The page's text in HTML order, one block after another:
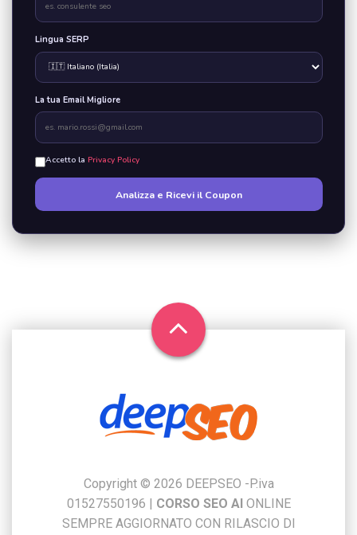
Lingua SERP
La tua Email Migliore
Accetto la Privacy Policy
Analizza e Ricevi il Coupon
Copyright © 2026 DEEPSEO -P.iva
01527550196 | CORSO SEO AIONLINE
SEMPRE AGGIORNATO CON RILASCIO DI